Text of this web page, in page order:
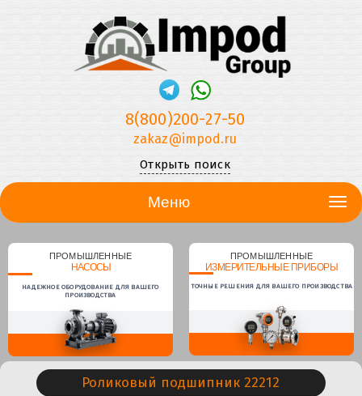
8(800)200-27-50
zakaz@impod.ru
Открыть поиск
Меню
ПРОМЫШЛЕННЫЕ
НАСОСЫ
НАДЕЖНОЕ ОБОРУДОВАНИЕ ДЛЯ ВАШЕГО
ПРОИЗВОДСТВА
ПРОМЫШЛЕННЫЕ
ИЗМЕРИТЕЛЬНЫЕ ПРИБОРЫ
ТОЧНЫЕ РЕШЕНИЯ ДЛЯ ВАШЕГО ПРОИЗВОДСТВА
Роликовый подшипник 22212